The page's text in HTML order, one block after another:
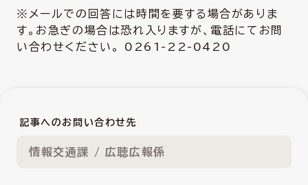
※メールでの回答には時間を要する場合がありま
す。お急ぎの場合は恐れ入りますが、電話にてお問
い合わせください。 0261-22-0420
記事へのお問い合わせ先
情報交通課 / 広聴広報係